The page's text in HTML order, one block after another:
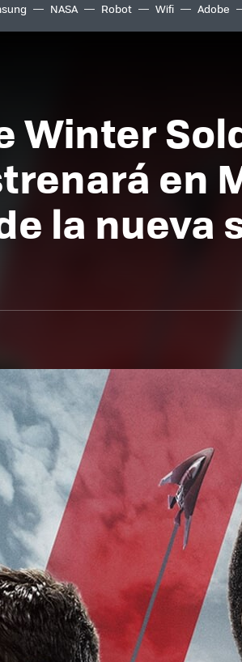
NASA Robot Wifi Adobe
Winter
en
la nueva